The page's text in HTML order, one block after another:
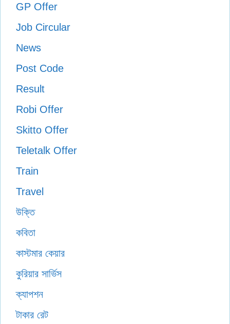
GP Offer
Job Circular
News
Post Code
Result
Robi Offer
Skitto Offer
Teletalk Offer
Train
Travel
উক্তি
কবিতা
কাস্টমার কেয়ার
কুরিয়ার সার্ভিস
ক্যাপশন
টাকার রেট